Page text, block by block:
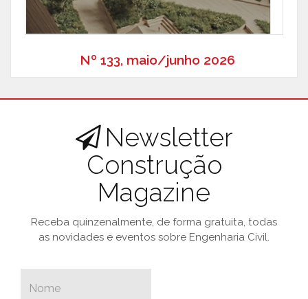
Nº 133, maio/junho 2026
Newsletter
Construção
Magazine
Receba quinzenalmente, de forma gratuita, todas
as novidades e eventos sobre Engenharia Civil.